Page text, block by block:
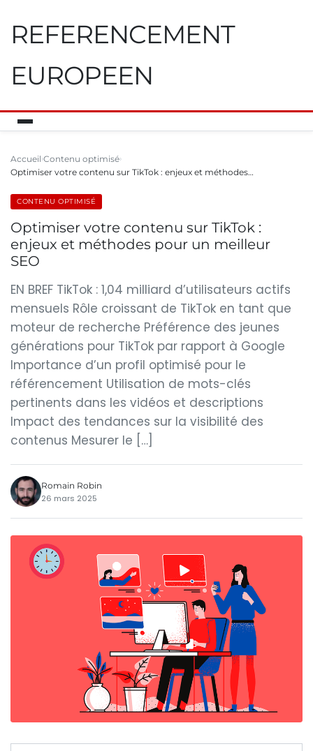
REFERENCEMENT
EUROPEEN
Accueil Contenu optimisé
Optimiser votre contenu sur TikTok : enjeux et méthodes…
CONTENU OPTIMISÉ
Optimiser votre contenu sur TikTok :
enjeux et méthodes pour un meilleur
SEO
EN BREF TikTok : 1,04 milliard d’utilisateurs actifs
mensuels Rôle croissant de TikTok en tant que
moteur de recherche Préférence des jeunes
générations pour TikTok par rapport à Google
Importance d’un profil optimisé pour le
référencement Utilisation de mots-clés
pertinents dans les vidéos et descriptions
Impact des tendances sur la visibilité des
contenus Mesurer le […]
Romain Robin
26 mars 2025